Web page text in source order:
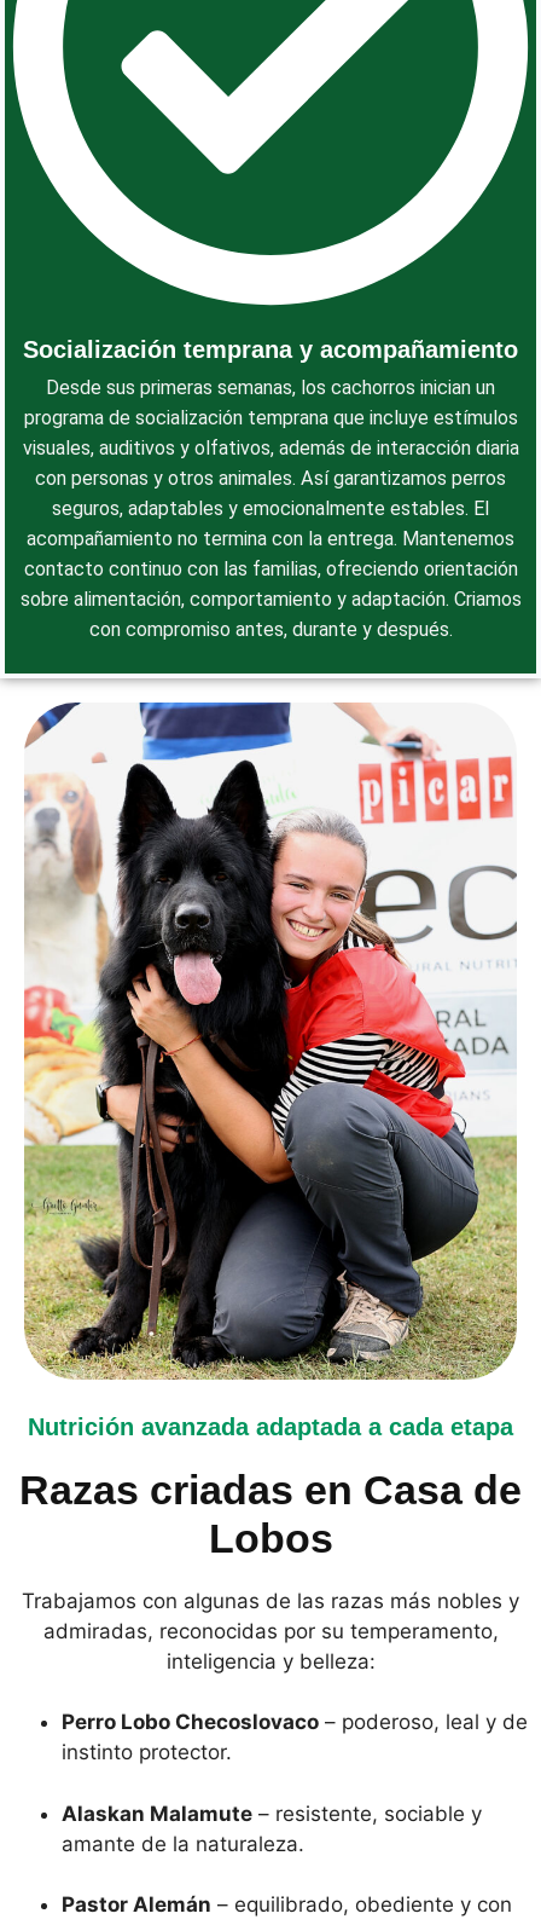
Socialización temprana y acompañamiento
Desde sus primeras semanas, los cachorros inician un
programa de socialización temprana que incluye estímulos
visuales, auditivos y olfativos, además de interacción diaria
con personas y otros animales. Así garantizamos perros
seguros, adaptables y emocionalmente estables. El
acompañamiento no termina con la entrega. Mantenemos
contacto continuo con las familias, ofreciendo orientación
sobre alimentación, comportamiento y adaptación. Criamos
con compromiso antes, durante y después.
Nutrición avanzada adaptada a cada etapa
Razas criadas en Casa de
Lobos
Trabajamos con algunas de las razas más nobles y
admiradas, reconocidas por su temperamento,
inteligencia y belleza:
Perro Lobo Checoslovaco – poderoso, leal y de
instinto protector.
Alaskan Malamute – resistente, sociable y
amante de la naturaleza.
Pastor Alemán – equilibrado, obediente y con